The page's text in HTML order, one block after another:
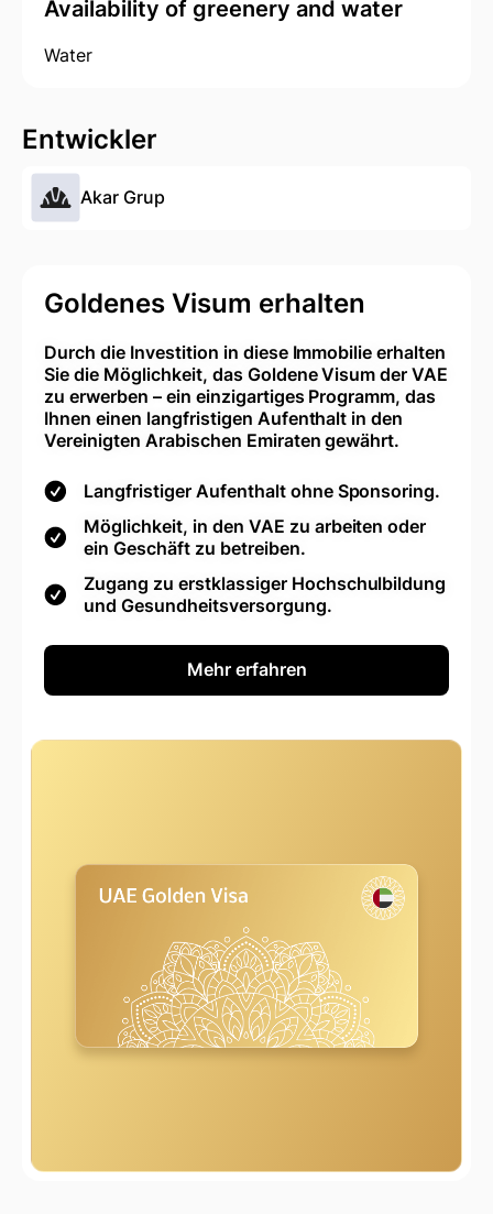
Availability of greenery and water
Water
Entwickler
Akar Grup
Goldenes Visum erhalten
Durch die Investition in diese Immobilie erhalten
Sie die Möglichkeit, das Goldene Visum der VAE
zu erwerben – ein einzigartiges Programm, das
Ihnen einen langfristigen Aufenthalt in den
Vereinigten Arabischen Emiraten gewährt.
Langfristiger Aufenthalt ohne Sponsoring.
Möglichkeit, in den VAE zu arbeiten oder
ein Geschäft zu betreiben.
Zugang zu erstklassiger Hochschulbildung
und Gesundheitsversorgung.
Mehr erfahren